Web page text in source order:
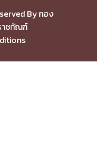
By กอง
าชทัณฑ์